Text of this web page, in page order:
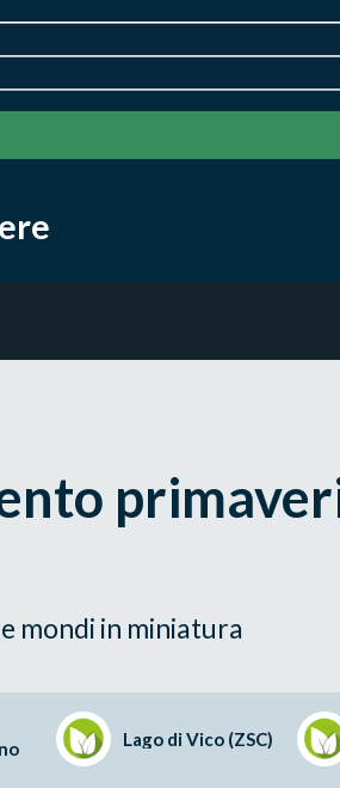
mondi in miniatura
Lago di Vico (ZSC)